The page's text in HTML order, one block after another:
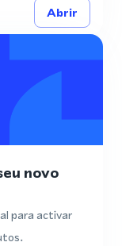
Abrir
novo
para activar